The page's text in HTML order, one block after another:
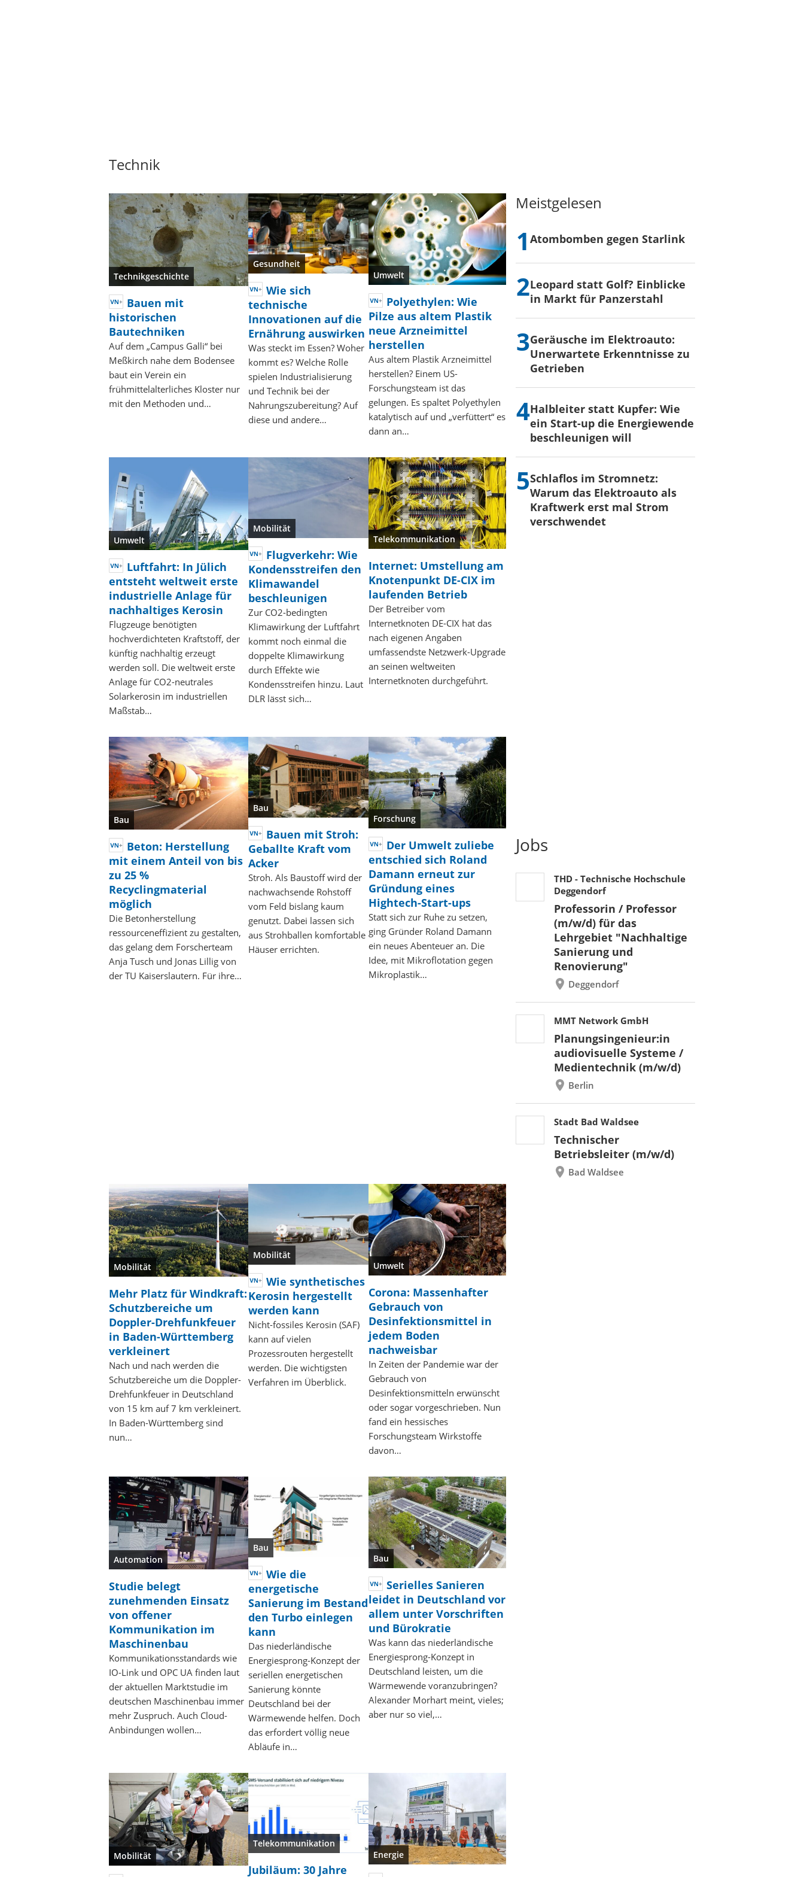
Technik
Technikgeschichte
Bauen mit
historischen
Bautechniken
Auf dem „Campus Galli“ bei
Meßkirch nahe dem Bodensee
baut ein Verein ein
frühmittelalterliches Kloster nur
mit den Methoden und…
Gesundheit
Wie sich
technische
Innovationen auf die
Ernährung auswirken
Was steckt im Essen? Woher
kommt es? Welche Rolle
spielen Industrialisierung
und Technik bei der
Nahrungszubereitung? Auf
diese und andere…
Umwelt
Polyethylen: Wie
Pilze aus altem Plastik
neue Arzneimittel
herstellen
Aus altem Plastik Arzneimittel
herstellen? Einem US-
Forschungsteam ist das
gelungen. Es spaltet Polyethylen
katalytisch auf und „verfüttert“ es
dann an…
Umwelt
Luftfahrt: In Jülich
entsteht weltweit erste
industrielle Anlage für
nachhaltiges Kerosin
Flugzeuge benötigten
hochverdichteten Kraftstoff, der
künftig nachhaltig erzeugt
werden soll. Die weltweit erste
Anlage für CO2-neutrales
Solarkerosin im industriellen
Maßstab…
Mobilität
Flugverkehr: Wie
Kondensstreifen den
Klimawandel
beschleunigen
Zur CO2-bedingten
Klimawirkung der Luftfahrt
kommt noch einmal die
doppelte Klimawirkung
durch Effekte wie
Kondensstreifen hinzu. Laut
DLR lässt sich…
Telekommunikation
Internet: Umstellung am
Knotenpunkt DE-CIX im
laufenden Betrieb
Der Betreiber vom
Internetknoten DE-CIX hat das
nach eigenen Angaben
umfassendste Netzwerk-Upgrade
an seinen weltweiten
Internetknoten durchgeführt.
Bau
Beton: Herstellung
mit einem Anteil von bis
zu 25 %
Recyclingmaterial
möglich
Die Betonherstellung
ressourceneffizient zu gestalten,
das gelang dem Forscherteam
Anja Tusch und Jonas Lillig von
der TU Kaiserslautern. Für ihre…
Bau
Bauen mit Stroh:
Geballte Kraft vom
Acker
Stroh. Als Baustoff wird der
nachwachsende Rohstoff
vom Feld bislang kaum
genutzt. Dabei lassen sich
aus Strohballen komfortable
Häuser errichten.
Forschung
Der Umwelt zuliebe
entschied sich Roland
Damann erneut zur
Gründung eines
Hightech-Start-ups
Statt sich zur Ruhe zu setzen,
ging Gründer Roland Damann
ein neues Abenteuer an. Die
Idee, mit Mikroflotation gegen
Mikroplastik…
Mobilität
Mehr Platz für Windkraft:
Schutzbereiche um
Doppler-Drehfunkfeuer
in Baden-Württemberg
verkleinert
Nach und nach werden die
Schutzbereiche um die Doppler-
Drehfunkfeuer in Deutschland
von 15 km auf 7 km verkleinert.
In Baden-Württemberg sind
nun…
Mobilität
Wie synthetisches
Kerosin hergestellt
werden kann
Nicht-fossiles Kerosin (SAF)
kann auf vielen
Prozessrouten hergestellt
werden. Die wichtigsten
Verfahren im Überblick.
Umwelt
Corona: Massenhafter
Gebrauch von
Desinfektionsmittel in
jedem Boden
nachweisbar
In Zeiten der Pandemie war der
Gebrauch von
Desinfektionsmitteln erwünscht
oder sogar vorgeschrieben. Nun
fand ein hessisches
Forschungsteam Wirkstoffe
davon…
Automation
Studie belegt
zunehmenden Einsatz
von offener
Kommunikation im
Maschinenbau
Kommunikationsstandards wie
IO-Link und OPC UA finden laut
der aktuellen Marktstudie im
deutschen Maschinenbau immer
mehr Zuspruch. Auch Cloud-
Anbindungen wollen…
Bau
Wie die
energetische
Sanierung im Bestand
den Turbo einlegen
kann
Das niederländische
Energiesprong-Konzept der
seriellen energetischen
Sanierung könnte
Deutschland bei der
Wärmewende helfen. Doch
das erfordert völlig neue
Abläufe in…
Bau
Serielles Sanieren
leidet in Deutschland vor
allem unter Vorschriften
und Bürokratie
Was kann das niederländische
Energiesprong-Konzept in
Deutschland leisten, um die
Wärmewende voranzubringen?
Alexander Morhart meint, vieles;
aber nur so viel,…
Mobilität
Telekommunikation
Jubiläum: 30 Jahre
Energie
Meistgelesen
Atombomben gegen Starlink
Leopard statt Golf? Einblicke
in Markt für Panzerstahl
Geräusche im Elektroauto:
Unerwartete Erkenntnisse zu
Getrieben
Halbleiter statt Kupfer: Wie
ein Start-up die Energiewende
beschleunigen will
Schlaflos im Stromnetz:
Warum das Elektroauto als
Kraftwerk erst mal Strom
verschwendet
Jobs
THD - Technische Hochschule
Deggendorf
Professorin / Professor
(m/w/d) für das
Lehrgebiet "Nachhaltige
Sanierung und
Renovierung"
Deggendorf
MMT Network GmbH
Planungsingenieur:in
audiovisuelle Systeme /
Medientechnik (m/w/d)
Berlin
Stadt Bad Waldsee
Technischer
Betriebsleiter (m/w/d)
Bad Waldsee